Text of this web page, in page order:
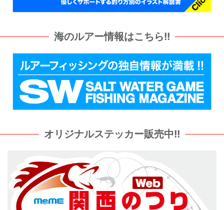
海のルアー情報はこちら!!
オリジナルステッカー販売中!!